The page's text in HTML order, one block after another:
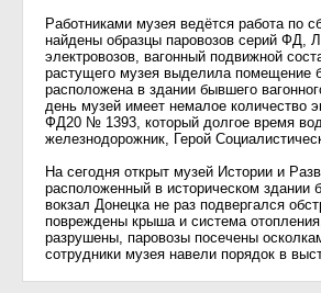
Работниками музея ведётся работа по
найдены образцы паровозов серий ФД,
электровозов, вагонный подвижной
растущего музея выделила помещение
расположена в здании бывшего
день музей имеет немалое количество
ФД20 № 1393, который долгое время
железнодорожник, Герой
На сегодня открыт музей Истории и
расположенный в историческом
вокзал Донецка не раз подвергался
повреждены крыша и система
разрушены, паровозы посечены
сотрудники музея навели порядок в